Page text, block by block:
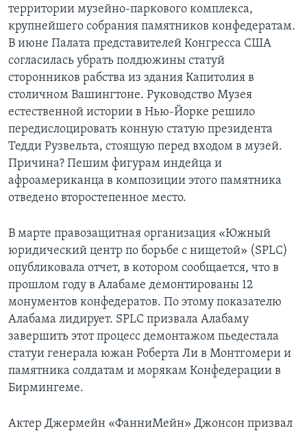
территории музейно-паркового комплекса,
крупнейшего собрания памятников конфедератам.
В июне Палата представителей Конгресса США
согласилась убрать полдюжины статуй
сторонников рабства из здания Капитолия в
столичном Вашингтоне. Руководство Музея
естественной истории в Нью-Йорке решило
передислоцировать конную статую президента
Тедди Рузвельта, стоящую перед входом в музей.
Причина? Пешим фигурам индейца и
афроамериканца в композиции этого памятника
отведено второстепенное место.
В марте правозащитная организация «Южный
юридический центр по борьбе с нищетой» (SPLC)
опубликовала отчет, в котором сообщается, что в
прошлом году в Алабаме демонтированы 12
монументов конфедератов. По этому показателю
Алабама лидирует. SPLC призвала Алабаму
завершить этот процесс демонтажом пьедестала
статуи генерала южан Роберта Ли в Монтгомери и
памятника солдатам и морякам Конфедерации в
Бирмингеме.
Актер Джермейн «ФанниМейн» Джонсон призвал